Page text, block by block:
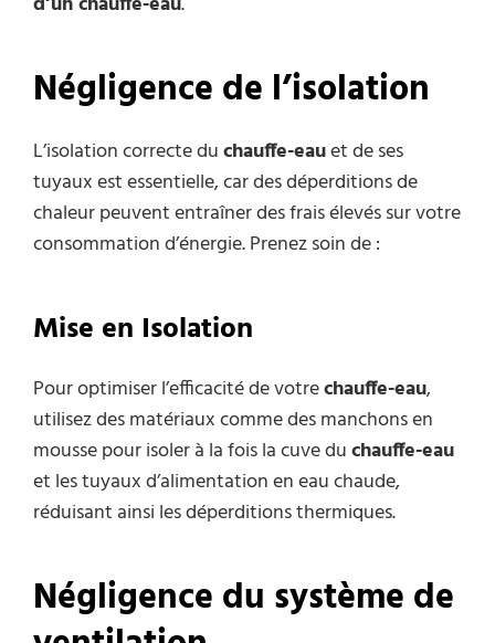
Négligence de l’isolation
L’isolation correcte duchauffe-eauet de ses
tuyaux est essentielle, car des déperditions de
chaleur peuvent entraîner des frais élevés sur votre
consommation d’énergie. Prenez soin de :
Mise en Isolation
Pour optimiser l’efficacité de votrechauffe-eau,
utilisez des matériaux comme des manchons en
mousse pour isoler à la fois la cuve duchauffe-eau
et les tuyaux d’alimentation en eau chaude,
réduisant ainsi les déperditions thermiques.
Négligence du système de